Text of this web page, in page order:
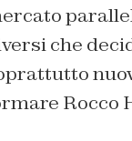
che
Rocco